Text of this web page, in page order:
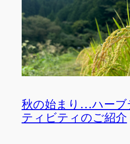
秋の始まり…ハーブ
ティビティのご紹介